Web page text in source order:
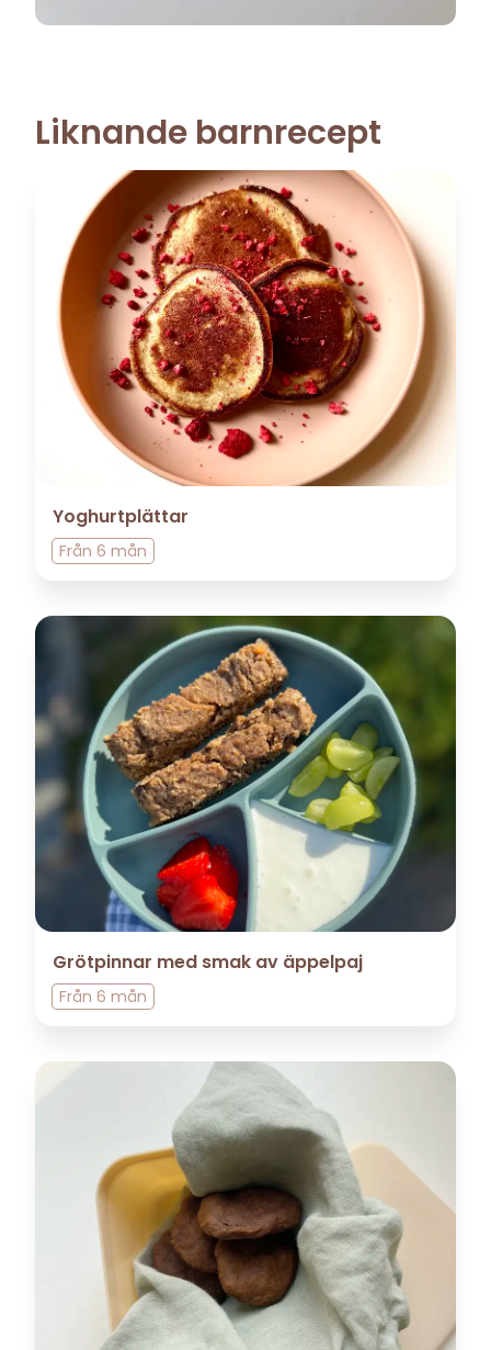
Liknande barnrecept
Yoghurtplättar
Från 6 mån
Grötpinnar med smak av äppelpaj
Från 6 mån